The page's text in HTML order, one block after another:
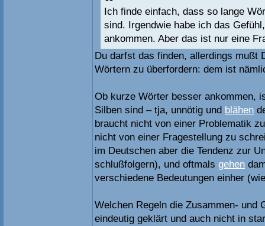
Ich finde einfach, dass so lange
sind. Irgendwie habe ich das
ankommen. Aber das ist nur eine
Du darfst das finden, allerdings mußt
Wörtern zu überfordern: dem ist
Ob kurze Wörter besser ankommen,
Silben sind – tja, unnötig und blähen
braucht nicht von einer Problematik
nicht von einer Fragestellung zu
im Deutschen aber die Tendenz zur
schlußfolgern), und oftmals gehen
verschiedene Bedeutungen einher
Welchen Regeln die Zusammen- und
eindeutig geklärt und auch nicht in